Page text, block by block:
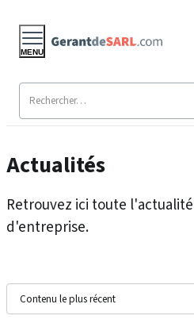
MENU
Actualités
Retrouvez ici toute
d'entreprise.